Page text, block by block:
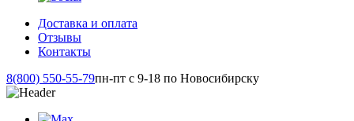
Доставка и оплата
Отзывы
Контакты
8(800) 550-55-79пн-пт с 9-18 по Новосибирску